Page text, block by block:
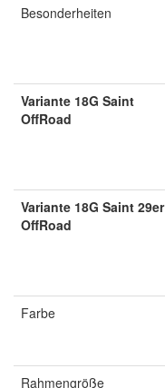
Besonderheiten
Variante 18G Saint
OffRoad
Variante 18G Saint 29er
OffRoad
Farbe
Rahmengröße